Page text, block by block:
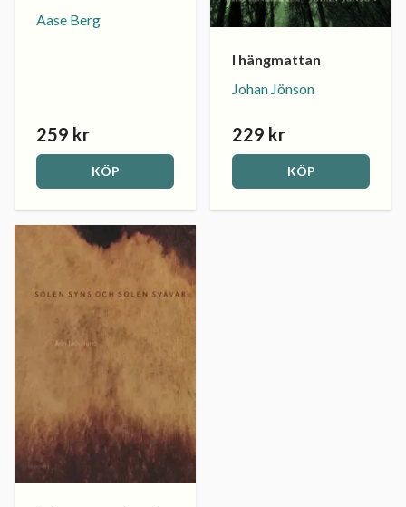
Aase Berg
259 kr
KÖP
I hängmattan
Johan Jönson
229 kr
KÖP